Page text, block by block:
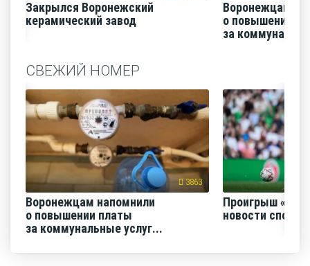
Закрылся Воронежский
керамический завод
Воронежцам
о повышении
за
СВЕЖИЙ НОМЕР
3863
Воронежцам напомнили
о повышении платы
за коммунальные услуг...
Проигрыш
новости